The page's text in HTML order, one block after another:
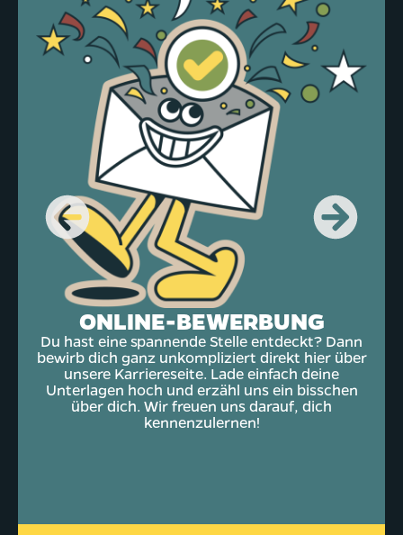
ONLINE-BEWERBUNG
Du hast eine spannende Stelle entdeckt? Dann
bewirb dich ganz unkompliziert direkt hier über
unsere Karriereseite. Lade einfach deine
Unterlagen hoch und erzähl uns ein bisschen
über dich. Wir freuen uns darauf, dich
kennenzulernen!